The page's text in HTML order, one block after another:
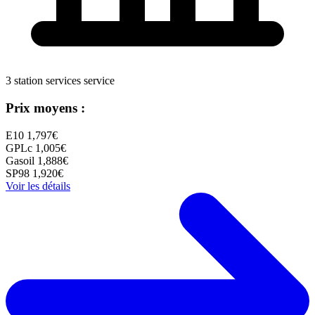
3 station services service
Prix moyens :
E10 1,797€
GPLc 1,005€
Gasoil 1,888€
SP98 1,920€
Voir les détails